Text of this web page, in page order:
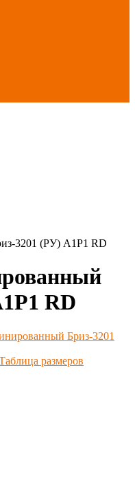
3201 (РУ) A1P1 RD
RD
размеров